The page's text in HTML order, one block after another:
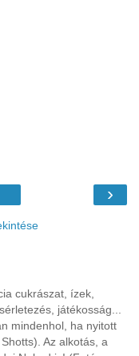
›
cukrászat, ízek,
játékosság...
mindenhol, ha nyitott
Az alkotás, a